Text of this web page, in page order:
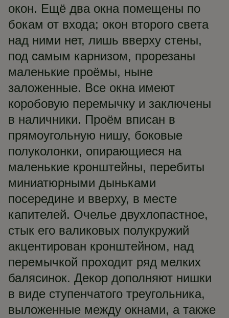
окон. Ещё два окна помещены по
бокам от входа; окон второго света
над ними нет, лишь вверху стены,
под самым карнизом, прорезаны
маленькие проёмы, ныне
заложенные. Все окна имеют
коробовую перемычку и заключены
в наличники. Проём вписан в
прямоугольную нишу, боковые
полуколонки, опирающиеся на
маленькие кронштейны, перебиты
миниатюрными дыньками
посередине и вверху, в месте
капителей. Очелье двухлопастное,
стык его валиковых полукружий
акцентирован кронштейном, над
перемычкой проходит ряд мелких
балясинок. Декор дополняют нишки
в виде ступенчатого треугольника,
выложенные между окнами, а также